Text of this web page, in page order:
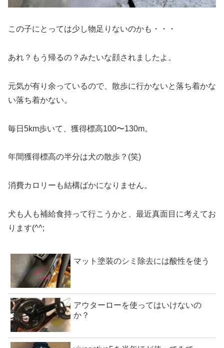
この子にとっては少し物足りないのかも・・・
あれ？もう帰るの？みたいな顔されましたよ。
元気が有り余っているので、散歩に行かないと落ち着かな
い落ち着かない。
毎日5km歩いて、獲得標高100〜130m。
年間獲得標高の半分は犬の散歩？(笑)
消費カロリーも結構ばかになりません。
犬も人も補給食持って行こうかと、最近真面目に考えてお
ります(^^;
マット塗装のシミ除去には酸性を使う
アウターローを使ってはいけないの
か？